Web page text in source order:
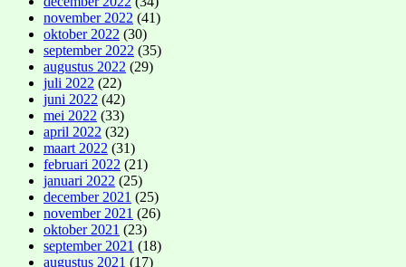
november 2022 (41)
oktober 2022 (30)
september 2022 (35)
augustus 2022 (29)
juli 2022 (22)
juni 2022 (42)
mei 2022 (33)
april 2022 (32)
maart 2022 (31)
februari 2022 (21)
januari 2022 (25)
december 2021 (25)
november 2021 (26)
oktober 2021 (23)
september 2021 (18)
augustus 2021 (17)